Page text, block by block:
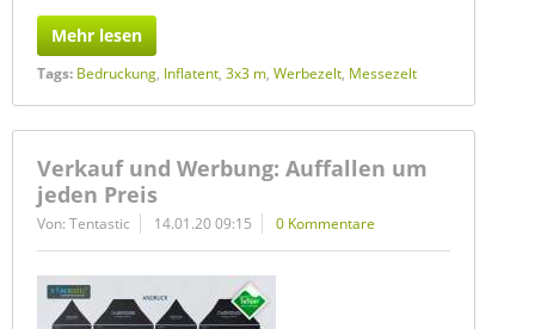
Mehr lesen
Tags: Bedruckung, Inflatent, 3x3 m, Werbezelt, Messezelt
Verkauf und Werbung: Auffallen um
jeden Preis
Von: Tentastic 14.01.20 09:15 0 Kommentare